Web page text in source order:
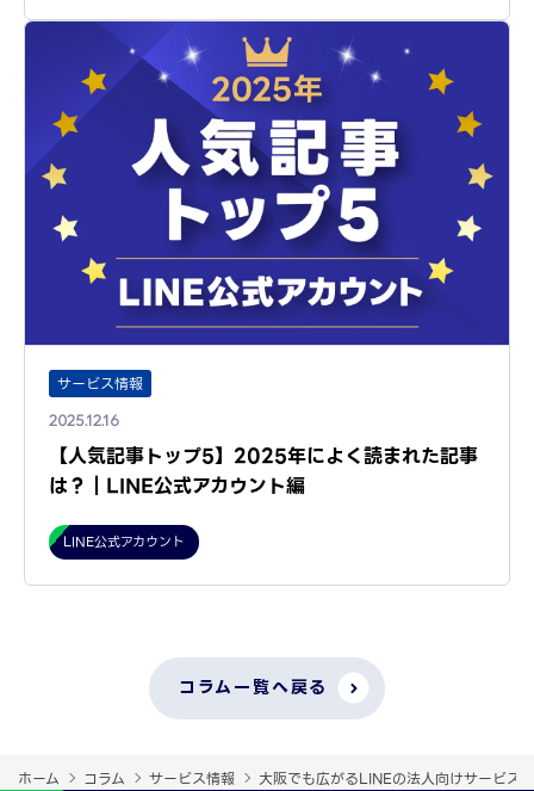
サービス情報
2025.12.16
【人気記事トップ5】2025年によく読まれた記事
は？｜LINE公式アカウント編
LINE公式アカウント
コラム一覧へ戻る
ホーム コラム サービス情報 大阪でも広がるLINEの法人向けサービス